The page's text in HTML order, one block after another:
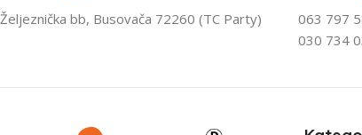
Željeznička bb, Busovača 72260 (TC Party)
063 797
030 734